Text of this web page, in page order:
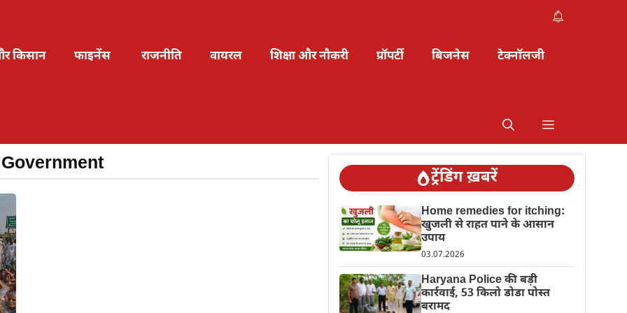
किसान फाइनेंस राजनीति वायरल शिक्षा और नौकरी प्रॉपर्टी बिजनेस टेक्नॉलजी
ट्रेंडिंग ख़बरें
Home remedies for itching:
खुजली से राहत पाने के आसान
उपाय
03.07.2026
Haryana Police की बड़ी
कार्रवाई, 53 किलो डोडा पोस्त
बरामद